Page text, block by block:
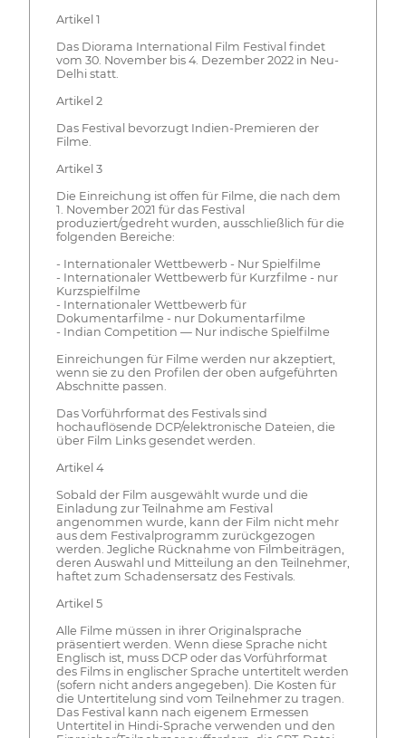
Artikel 1
Das Diorama International Film Festival findet
vom 30. November bis 4. Dezember 2022 in Neu-
Delhi statt.
Artikel 2
Das Festival bevorzugt Indien-Premieren der
Filme.
Artikel 3
Die Einreichung ist offen für Filme, die nach dem
1. November 2021 für das Festival
produziert/gedreht wurden, ausschließlich für die
folgenden Bereiche:
- Internationaler Wettbewerb - Nur Spielfilme
- Internationaler Wettbewerb für Kurzfilme - nur
Kurzspielfilme
- Internationaler Wettbewerb für
Dokumentarfilme - nur Dokumentarfilme
- Indian Competition — Nur indische Spielfilme
Einreichungen für Filme werden nur akzeptiert,
wenn sie zu den Profilen der oben aufgeführten
Abschnitte passen.
Das Vorführformat des Festivals sind
hochauflösende DCP/elektronische Dateien, die
über Film Links gesendet werden.
Artikel 4
Sobald der Film ausgewählt wurde und die
Einladung zur Teilnahme am Festival
angenommen wurde, kann der Film nicht mehr
aus dem Festivalprogramm zurückgezogen
werden. Jegliche Rücknahme von Filmbeiträgen,
deren Auswahl und Mitteilung an den Teilnehmer,
haftet zum Schadensersatz des Festivals.
Artikel 5
Alle Filme müssen in ihrer Originalsprache
präsentiert werden. Wenn diese Sprache nicht
Englisch ist, muss DCP oder das Vorführformat
des Films in englischer Sprache untertitelt werden
(sofern nicht anders angegeben). Die Kosten für
die Untertitelung sind vom Teilnehmer zu tragen.
Das Festival kann nach eigenem Ermessen
Untertitel in Hindi-Sprache verwenden und den